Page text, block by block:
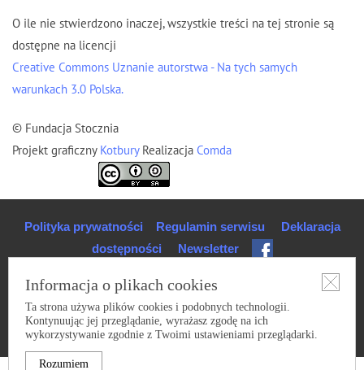
O ile nie stwierdzono inaczej, wszystkie treści na tej stronie są
dostępne na licencji
Creative Commons Uznanie autorstwa - Na tych samych
warunkach 3.0 Polska.
© Fundacja Stocznia
Projekt graficzny Kotbury Realizacja Comda
Informacja o plikach cookies
Ta strona używa plików cookies i podobnych technologii.
Kontynuując jej przeglądanie, wyrażasz zgodę na ich
wykorzystywanie zgodnie z Twoimi ustawieniami przeglądarki.
Rozumiem
Polityka prywatności Regulamin serwisu
Deklaracja
dostępności
Newsletter